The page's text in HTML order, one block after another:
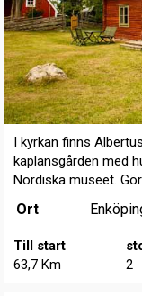
I kyrkan finns
kaplansgården med
Nordiska museet.
Ort
Till start
63,7 Km
2